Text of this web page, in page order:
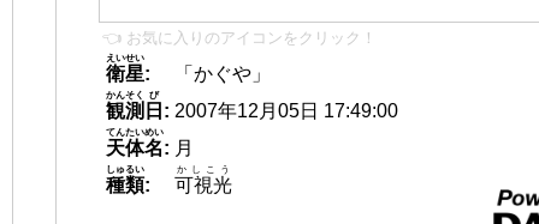
👈 お気に入りのアイコンをクリック！
衛星
えいせい
:
「かぐや」
観測
かんそく
日
び
: 2007年12月05日 17:49:00
天体名
てんたいめい
: 月
種類
しゅるい
: 可視光
かしこう